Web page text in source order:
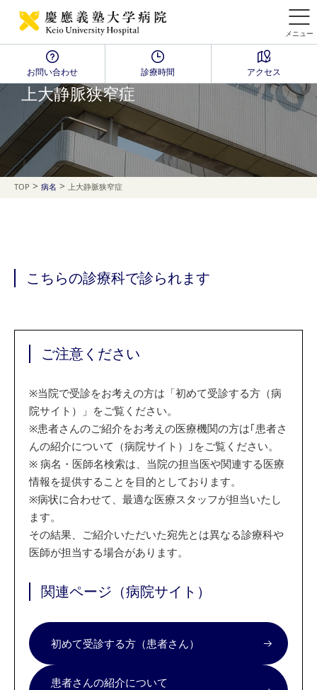
メニュー
お問い合わせ 診療時間 アクセス
Disease Name Search
上大静脈狭窄症
TOP > 病名 > 上大静脈狭窄症
こちらの診療科で診られます
ご注意ください
※当院で受診をお考えの方は「初めて受診する方（病
院サイト）」をご覧ください。
※患者さんのご紹介をお考えの医療機関の方は｢患者さ
んの紹介について（病院サイト）｣をご覧ください。
※ 病名・医師名検索は、当院の担当医や関連する医療
情報を提供することを目的としております。
※病状に合わせて、最適な医療スタッフが担当いたし
ます。
その結果、ご紹介いただいた宛先とは異なる診療科や
医師が担当する場合があります。
関連ページ（病院サイト）
初めて受診する方（患者さん）
患者さんの紹介について